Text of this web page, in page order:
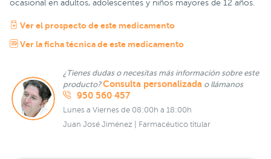
ocasional en adultos, adolescentes y niños mayores de 12 años.
Ver el prospecto de este medicamento
Ver la ficha técnica de este medicamento
¿Tienes dudas o necesitas más información sobre este
producto?Consulta personalizada o llámanos
950 560 457
Lunes a Viernes de 08:00h a 18:00h
Juan José Jiménez | Farmacéutico titular